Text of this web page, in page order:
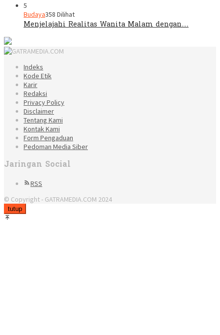
5
Budaya358 Dilihat
Menjelajahi Realitas Wanita Malam dengan…
Indeks
Kode Etik
Karir
Redaksi
Privacy Policy
Disclaimer
Tentang Kami
Kontak Kami
Form Pengaduan
Pedoman Media Siber
Jaringan Social
RSS
© Copyright - GATRAMEDIA.COM 2024
tutup